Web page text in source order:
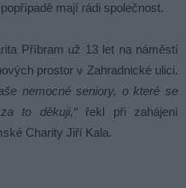
mají rádi společnost.
Příbram už 13 let na náměstí
prostor v Zahradnické ulici.
nemocné seniory, o které se
to děkuji,“řekl při zahájení
Charity Jiří Kala.